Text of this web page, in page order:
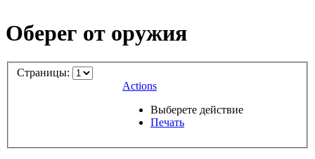
Оберег от оружия
Страницы:
Actions
Выберете действие
Печать